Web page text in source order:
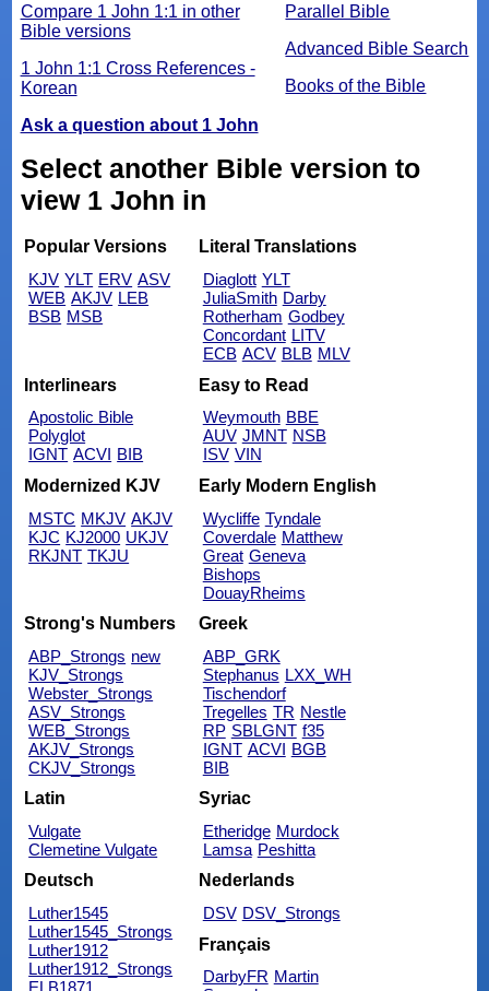
Parallel Bible
Advanced Bible Search
Books of the Bible
Compare 1 John 1:1 in other
Bible versions
1 John 1:1 Cross References -
Korean
Ask a question about 1 John
Select another Bible version to
view 1 John in
Popular Versions
KJV YLT ERV ASV
WEB AKJV LEB
BSB MSB
Literal Translations
Diaglott YLT
JuliaSmith Darby
Rotherham Godbey
Concordant LITV
ECB ACV BLB MLV
Interlinears
Apostolic Bible
Polyglot
IGNT ACVI BIB
Easy to Read
Weymouth BBE
AUV JMNT NSB
ISV VIN
Modernized KJV
MSTC MKJV AKJV
KJC KJ2000 UKJV
RKJNT TKJU
Early Modern English
Wycliffe Tyndale
Coverdale Matthew
Great Geneva
Bishops
DouayRheims
Strong's Numbers
ABP_Strongs new
KJV_Strongs
Webster_Strongs
ASV_Strongs
WEB_Strongs
AKJV_Strongs
CKJV_Strongs
Greek
ABP_GRK
Stephanus LXX_WH
Tischendorf
Tregelles TR Nestle
RP SBLGNT f35
IGNT ACVI BGB
BIB
Latin
Vulgate
Clemetine Vulgate
Syriac
Etheridge Murdock
Lamsa Peshitta
Deutsch
Luther1545
Luther1545_Strongs
Luther1912
Luther1912_Strongs
Nederlands
DSV DSV_Strongs
Français
DarbyFR Martin